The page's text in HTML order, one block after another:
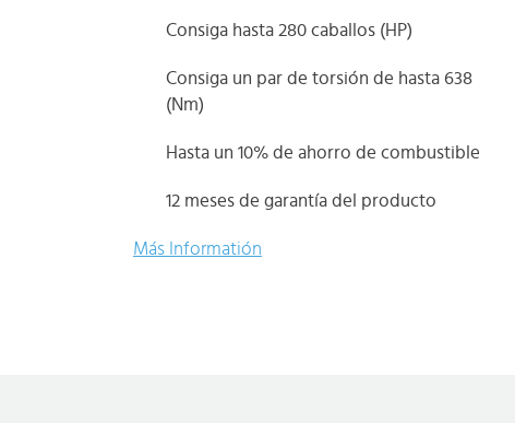
Consiga hasta 280 caballos (HP)
Consiga un par de torsión de hasta 638
(Nm)
Hasta un 10% de ahorro de combustible
12 meses de garantía del producto
Más Informatión